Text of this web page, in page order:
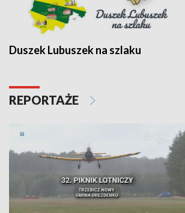
Duszek Lubuszek na szlaku
REPORTAŻE